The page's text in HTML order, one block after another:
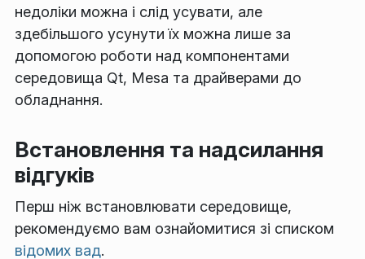
недоліки можна і слід усувати, але
здебільшого усунути їх можна лише за
допомогою роботи над компонентами
середовища Qt, Mesa та драйверами до
обладнання.
Встановлення та надсилання
відгуків
Перш ніж встановлювати середовище,
рекомендуємо вам ознайомитися зі списком
відомих вад.